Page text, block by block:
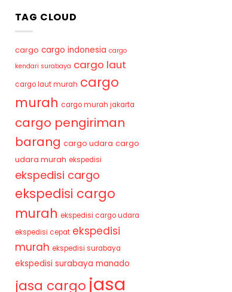
TAG CLOUD
cargo cargo indonesia cargo
kendari surabaya cargo laut
cargo laut murah cargo
murah cargo murah jakarta
cargo pengiriman
barang cargo udara cargo
udara murah ekspedisi
ekspedisi cargo
ekspedisi cargo
murah ekspedisi cargo udara
ekspedisi cepat ekspedisi
murah ekspedisi surabaya
ekspedisi surabaya manado
jasa cargo jasa